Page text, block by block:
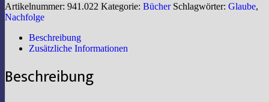
Menge
Artikelnummer: 941.022 Kategorie: Bücher Schlagwörter: Glaube,
Nachfolge
Beschreibung
Zusätzliche Informationen
Beschreibung